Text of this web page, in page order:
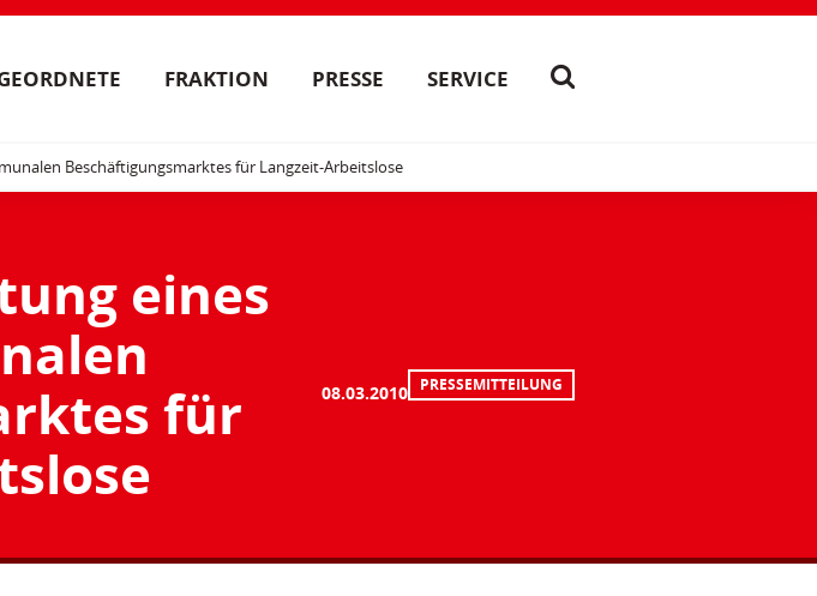
FRAKTION PRESSE SERVICE
Beschäftigungsmarktes für Langzeit-Arbeitslose
eines
für
08.03.2010 PRESSEMITTEILUNG